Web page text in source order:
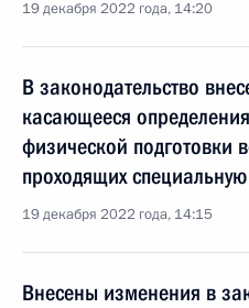
19 декабря 2022 года, 14:20
В законодательство
касающееся
физической подготовки
проходящих специальную
19 декабря 2022 года, 14:15
Внесены изменения в